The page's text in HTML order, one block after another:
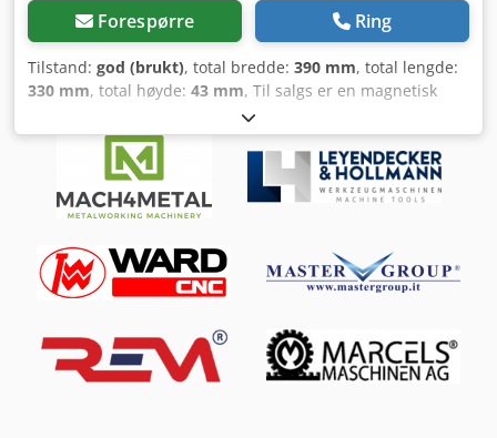
Forespørre Ring
Tilstand: god (brukt), total bredde: 390 mm, total lengde:
330 mm, total høyde: 43 mm, Til salgs er en magnetisk
spennplate fra AMF i god brukt stand, som vist på bildene.
Tekniske data: • Produsent: AMF • Eco-Line
magnetspennplate for fresing • Modell: 550723, ny
artikkelnummer: 559715 Dedpfx Adeyhmz As Sjkr • Med
styreenhet: 550738 eller 561438 • Plate dimensjoner: ca.
Platehøyde: ca. 43 mm • Med ekstra håndbetjeningsenhet:
550744 • Tilstand: Brukt, funksjonell Internasjonale kjøpere
er velkommen! Du får en faktura med spesifisert
42855 Remscheid. Salg fra lokasjon 42855 Remscheid, fritt
lastet. Forbehold om feil i tekniske data og